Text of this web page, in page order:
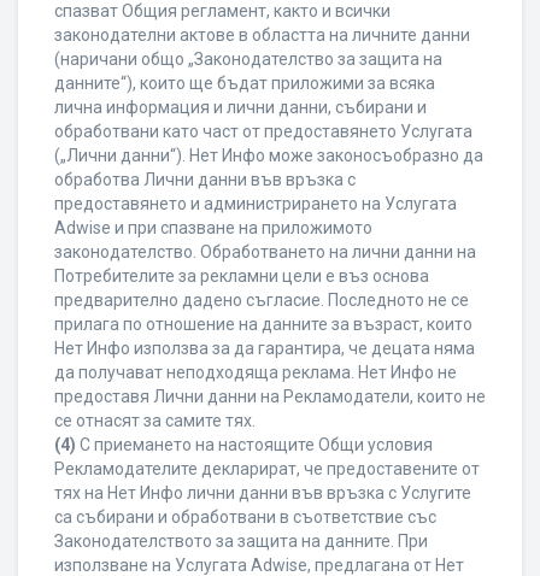
спазват Общия регламент, както и всички
законодателни актове в областта на личните данни
(наричани общо „Законодателство за защита на
данните“), които ще бъдат приложими за всяка
лична информация и лични данни, събирани и
обработвани като част от предоставянето Услугата
(„Лични данни“). Нет Инфо може законосъобразно да
обработва Лични данни във връзка с
предоставянето и администрирането на Услугата
Adwise и при спазване на приложимото
законодателство. Обработването на лични данни на
Потребителите за рекламни цели е въз основа
предварително дадено съгласие. Последното не се
прилага по отношение на данните за възраст, които
Нет Инфо използва за да гарантира, че децата няма
да получават неподходяща реклама. Нет Инфо не
предоставя Лични данни на Рекламодатели, които не
се отнасят за самите тях.
(4) С приемането на настоящите Общи условия
Рекламодателите декларират, че предоставените от
тях на Нет Инфо лични данни във връзка с Услугите
са събирани и обработвани в съответствие със
Законодателството за защита на данните. При
използване на Услугата Adwise, предлагана от Нет